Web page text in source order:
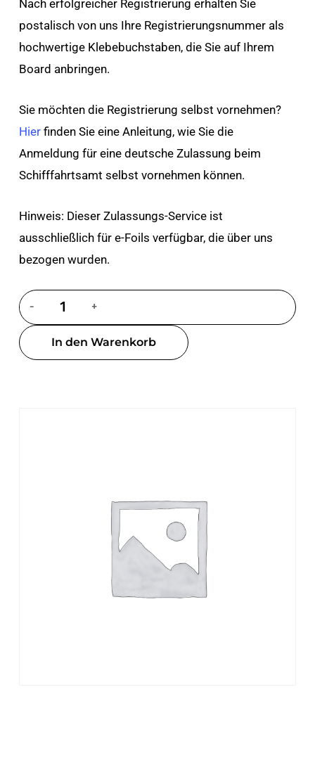
Nach erfolgreicher Registrierung erhalten Sie
postalisch von uns Ihre Registrierungsnummer als
hochwertige Klebebuchstaben, die Sie auf Ihrem
Board anbringen.
Sie möchten die Registrierung selbst vornehmen?
Hierfinden Sie eine Anleitung, wie Sie die
Anmeldung für eine deutsche Zulassung beim
Schifffahrtsamt selbst vornehmen können.
Hinweis: Dieser Zulassungs-Service ist
ausschließlich für e-Foils verfügbar, die über uns
bezogen wurden.
In den Warenkorb